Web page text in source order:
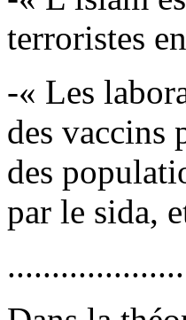
terroristes
-« Les
des vaccins
des
par le sida,